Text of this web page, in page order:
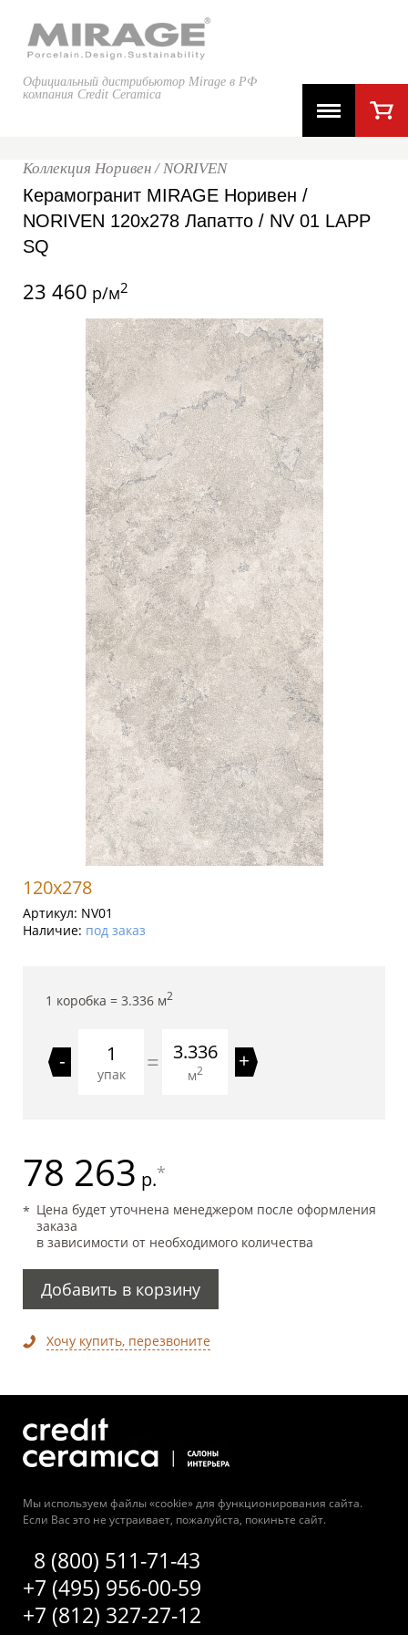
Официальный дистрибьютор Mirage в РФ
компания Credit Ceramica
Коллекция Норивен / NORIVEN
Керамогранит MIRAGE Норивен /
NORIVEN 120x278 Лапатто / NV 01 LAPP
SQ
23 460 р/м2
120x278
Артикул: NV01
Наличие: под заказ
1 коробка = 3.336 м2
-
упак = 3.336
м2 +
78 263 р.*
Цена будет уточнена менеджером после оформления
заказа
в зависимости от необходимого количества
Добавить в корзину
Хочу купить, перезвоните
Мы используем файлы «cookie» для функционирования сайта.
Если Вас это не устраивает, пожалуйста, покиньте сайт.
8 (800) 511-71-43
+7 (495) 956-00-59
+7 (812) 327-27-12